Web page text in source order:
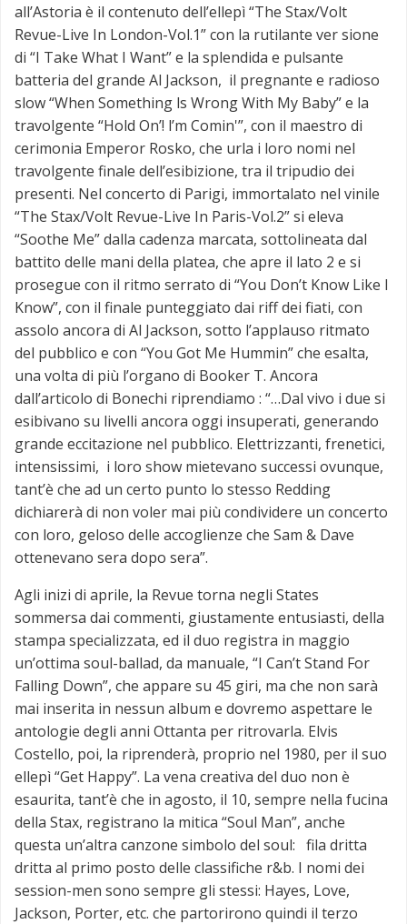
all’Astoria è il contenuto dell’ellepì “The Stax/Volt
Revue-Live In London-Vol.1” con la rutilante ver sione
di “I Take What I Want” e la splendida e pulsante
batteria del grande Al Jackson, il pregnante e radioso
slow “When Something ls Wrong With My Baby” e la
travolgente “Hold On’! l’m Comin'”, con il maestro di
cerimonia Emperor Rosko, che urla i loro nomi nel
travolgente finale dell’esibizione, tra il tripudio dei
presenti. Nel concerto di Parigi, immortalato nel vinile
“The Stax/Volt Revue-Live In Paris-Vol.2” si eleva
“Soothe Me” dalla cadenza marcata, sottolineata dal
battito delle mani della platea, che apre il lato 2 e si
prosegue con il ritmo serrato di “You Don’t Know Like I
Know”, con il finale punteggiato dai riff dei fiati, con
assolo ancora di Al Jackson, sotto l’applauso ritmato
del pubblico e con “You Got Me Hummin” che esalta,
una volta di più l’organo di Booker T. Ancora
dall’articolo di Bonechi riprendiamo : “…Dal vivo i due si
esibivano su livelli ancora oggi insuperati, generando
grande eccitazione nel pubblico. Elettrizzanti, frenetici,
intensissimi, i loro show mietevano successi ovunque,
tant’è che ad un certo punto lo stesso Redding
dichiarerà di non voler mai più condividere un concerto
con loro, geloso delle accoglienze che Sam & Dave
ottenevano sera dopo sera”.
Agli inizi di aprile, la Revue torna negli States
sommersa dai commenti, giustamente entusiasti, della
stampa specializzata, ed il duo registra in maggio
un’ottima soul-ballad, da manuale, “I Can’t Stand For
Falling Down”, che appare su 45 giri, ma che non sarà
mai inserita in nessun album e dovremo aspettare le
antologie degli anni Ottanta per ritrovarla. Elvis
Costello, poi, la riprenderà, proprio nel 1980, per il suo
ellepì “Get Happy”. La vena creativa del duo non è
esaurita, tant’è che in agosto, il 10, sempre nella fucina
della Stax, registrano la mitica “Soul Man”, anche
questa un’altra canzone simbolo del soul: fila dritta
dritta al primo posto delle classifiche r&b. I nomi dei
session-men sono sempre gli stessi: Hayes, Love,
Jackson, Porter, etc. che partorirono quindi il terzo